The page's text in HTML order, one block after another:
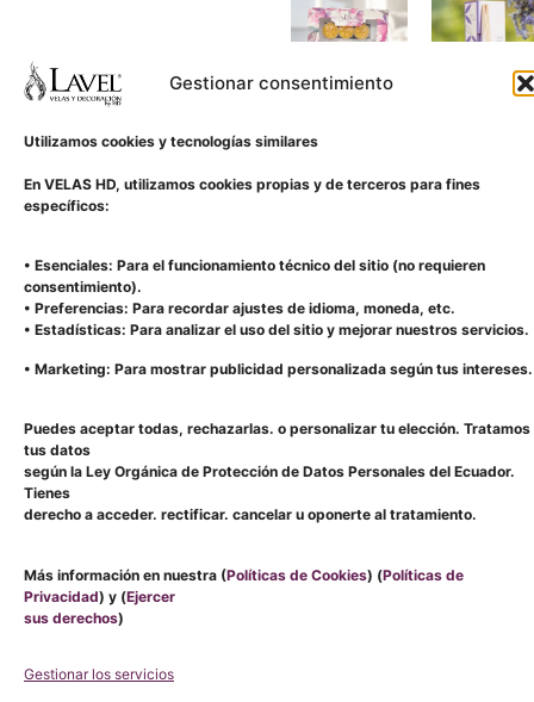
Gestionar consentimiento
Utilizamos cookies y tecnologías similares
En VELAS HD, utilizamos cookies propias y de terceros para fines
específicos:
• Esenciales: Para el funcionamiento técnico del sitio (no requieren
consentimiento).
• Preferencias: Para recordar ajustes de idioma, moneda, etc.
• Estadísticas: Para analizar el uso del sitio y mejorar nuestros servicios.
• Marketing: Para mostrar publicidad personalizada según tus intereses.
Puedes aceptar todas, rechazarlas. o personalizar tu elección. Tratamos
tus datos
según la Ley Orgánica de Protección de Datos Personales del Ecuador.
Tienes
derecho a acceder. rectificar. cancelar u oponerte al tratamiento.
Más información en nuestra (Políticas de Cookies) (Políticas de
Privacidad) y (Ejercer
sus derechos)
Gestionar los servicios
Kits
(6)
LOCALES
CUENCA:
RÍO,
BAJO
LA
ZONA
CATEGORIAS
AROMÁTICAS
VELAS
TRADICIONALES
AROMATIZANTES
ACCESORIOS
MENU
TIENDA
SOBRE
LAVEL
CONTACTO
RECIBE NOVEDADES Y PROMOCIONES